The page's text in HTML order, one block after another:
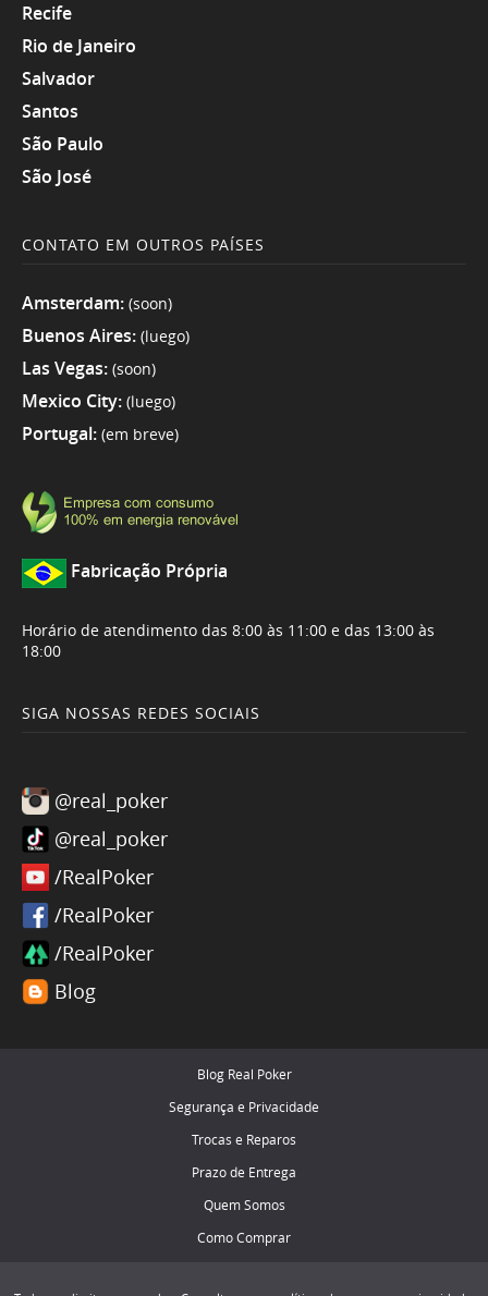
Recife
Rio de Janeiro
Salvador
Santos
São Paulo
São José
CONTATO EM OUTROS PAÍSES
Amsterdam: (soon)
Buenos Aires: (luego)
Las Vegas: (soon)
Mexico City: (luego)
Portugal: (em breve)
Fabricação Própria
Horário de atendimento das 8:00 às 11:00 e das 13:00 às
18:00
SIGA NOSSAS REDES SOCIAIS
@real_poker
@real_poker
/RealPoker
/RealPoker
/RealPoker
Blog
Blog Real Poker
Segurança e Privacidade
Trocas e Reparos
Prazo de Entrega
Quem Somos
Como Comprar